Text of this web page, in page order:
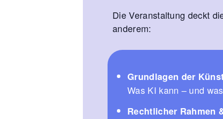
Die Veranstaltung deckt
anderem:
Grundlagen der
Was KI kann – und
Rechtlicher Rahmen